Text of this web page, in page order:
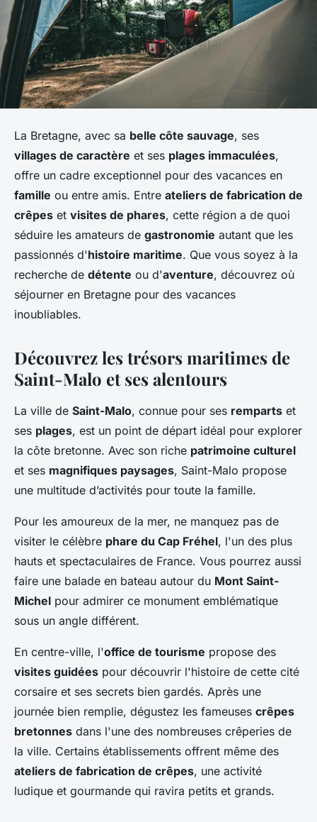
La Bretagne, avec sa belle côte sauvage, ses
villages de caractère et ses plages immaculées,
offre un cadre exceptionnel pour des vacances en
famille ou entre amis. Entre ateliers de fabrication de
crêpes et visites de phares, cette région a de quoi
séduire les amateurs de gastronomie autant que les
passionnés d'histoire maritime. Que vous soyez à la
recherche de détente ou d'aventure, découvrez où
séjourner en Bretagne pour des vacances
inoubliables.
Découvrez les trésors maritimes de
Saint-Malo et ses alentours
La ville de Saint-Malo, connue pour ses remparts et
ses plages, est un point de départ idéal pour explorer
la côte bretonne. Avec son riche patrimoine culturel
et ses magnifiques paysages, Saint-Malo propose
une multitude d’activités pour toute la famille.
Pour les amoureux de la mer, ne manquez pas de
visiter le célèbre phare du Cap Fréhel, l'un des plus
hauts et spectaculaires de France. Vous pourrez aussi
faire une balade en bateau autour du Mont Saint-
Michel pour admirer ce monument emblématique
sous un angle différent.
En centre-ville, l'office de tourisme propose des
visites guidées pour découvrir l'histoire de cette cité
corsaire et ses secrets bien gardés. Après une
journée bien remplie, dégustez les fameuses crêpes
bretonnes dans l'une des nombreuses crêperies de
la ville. Certains établissements offrent même des
ateliers de fabrication de crêpes, une activité
ludique et gourmande qui ravira petits et grands.